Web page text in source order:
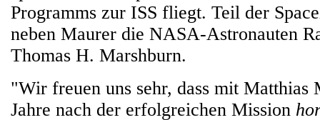
Programms zur ISS fliegt. Teil der
neben Maurer die NASA-Astronauten
Thomas H. Marshburn.
"Wir freuen uns sehr, dass mit Matthias
Jahre nach der erfolgreichen Mission